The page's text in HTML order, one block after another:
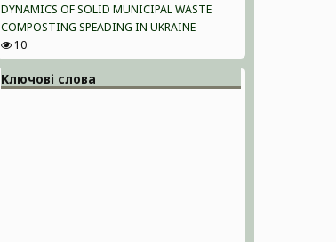
DYNAMICS OF SOLID MUNICIPAL WASTE
COMPOSTING SPEADING IN UKRAINE
10
Ключові слова